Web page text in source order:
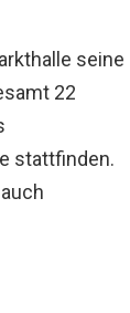
seine
22
stattfinden.